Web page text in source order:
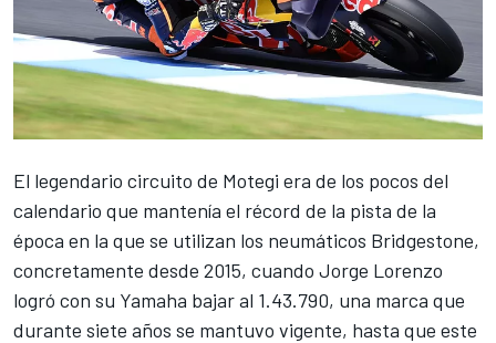
El legendario circuito de Motegi era de los pocos del
calendario que mantenía el récord de la pista de la
época en la que se utilizan los neumáticos Bridgestone,
concretamente desde 2015, cuando Jorge Lorenzo
logró con su Yamaha bajar al 1.43.790, una marca que
durante siete años se mantuvo vigente, hasta que este